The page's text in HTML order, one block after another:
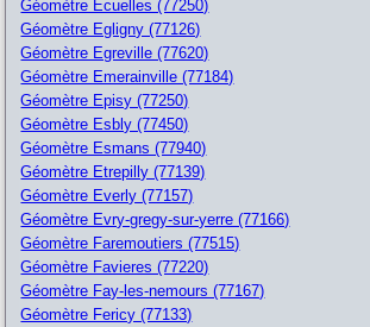
Géomètre Ecuelles (77250)
Géomètre Egligny (77126)
Géomètre Egreville (77620)
Géomètre Emerainville (77184)
Géomètre Episy (77250)
Géomètre Esbly (77450)
Géomètre Esmans (77940)
Géomètre Etrepilly (77139)
Géomètre Everly (77157)
Géomètre Evry-gregy-sur-yerre (77166)
Géomètre Faremoutiers (77515)
Géomètre Favieres (77220)
Géomètre Fay-les-nemours (77167)
Géomètre Fericy (77133)